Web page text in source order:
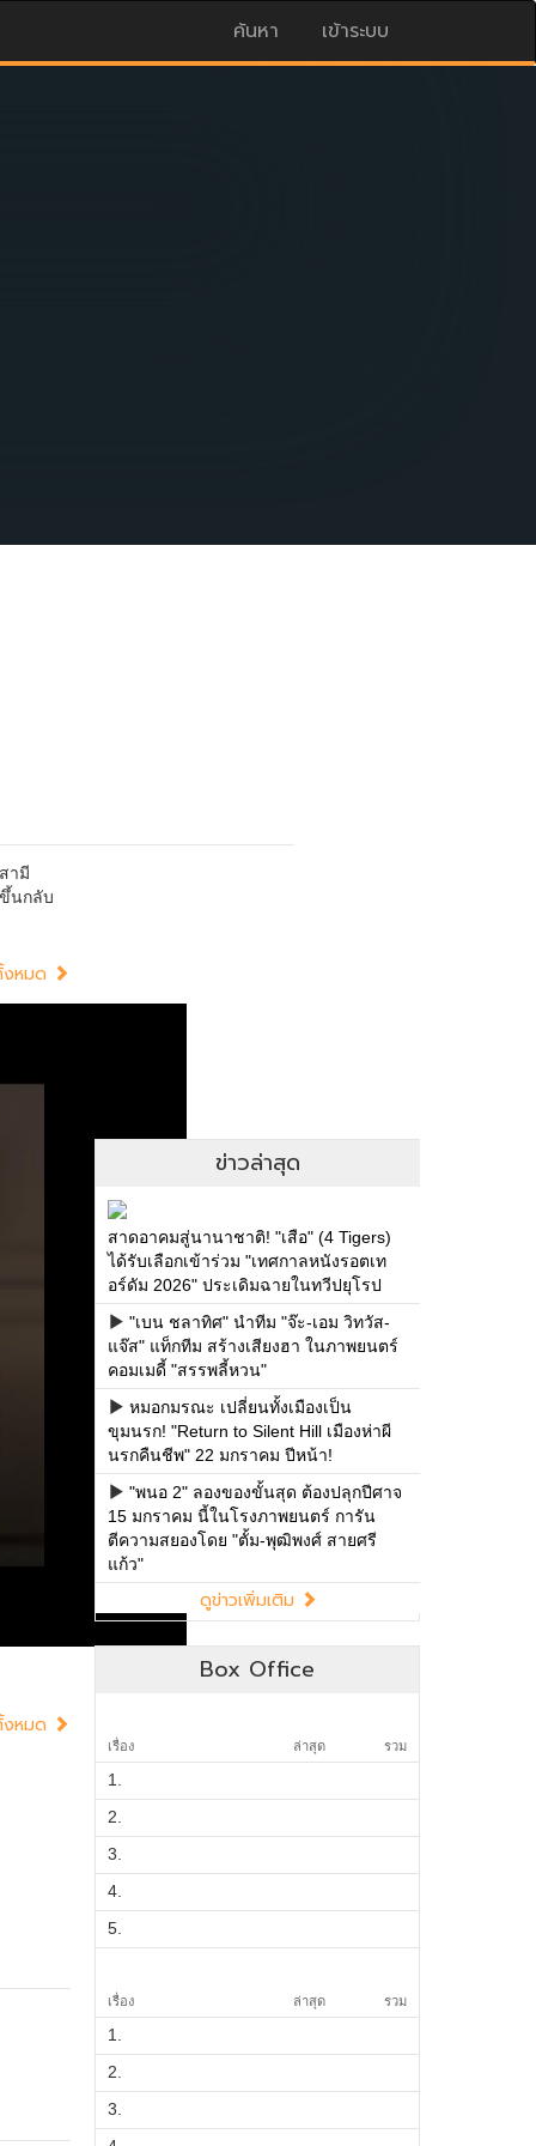
ค้นหา เข้าระบบ
ามี
นกลับ
หมด
หมด
Box Office
เรื่อง ล่าสุด รวม
1.
2.
3.
4.
5.
เรื่อง ล่าสุด รวม
1.
2.
3.